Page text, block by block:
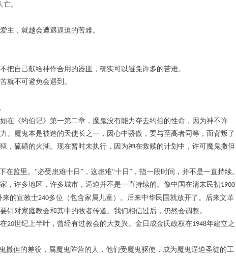
。
主，就越会遭遇逼迫的苦难。
自己献给神作合用的器皿，确实可以避免许多的苦难。
就不可避免会遇到。
在《约伯记》第一第二章，魔鬼没有能力夺去约伯的性命，因为神不许
魔鬼本是被造的天使长之一，因心中骄傲，要与至高者同等，而背叛了
，硫磺的火湖。现在暂时未执行，因为神在救赎的计划中，许可魔鬼撒但
在监里。“必受患难十日”，这患难“十日”，指一段时间，并不是一直持续。
，许多地区，许多城市，逼迫并不是一直持续的。像中国在清末民初1900
来的宣教士240多位（包含家属儿童）。后来中华民国就放开了。后来文革
对家庭教会和其中的牧者传道。我们相信过后，仍然会调整。
20世纪上半叶，曾经有过教会的大复兴。金日成金氏政权在1948年建立之
撒但的差役，属魔鬼阵营的人，他们受魔鬼驱使，成为魔鬼逼迫圣徒的工